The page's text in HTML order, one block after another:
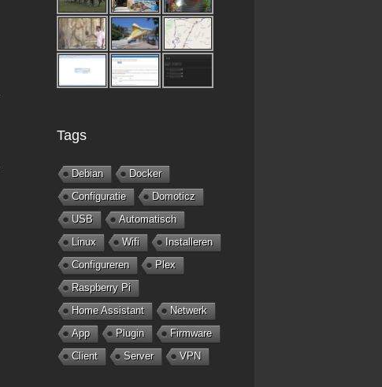
Tags
Debian
Docker
Configuratie
Domoticz
USB
Automatisch
Linux
Wifi
Installeren
Configureren
Plex
Raspberry Pi
Home Assistant
Netwerk
App
Plugin
Firmware
Client
Server VPN